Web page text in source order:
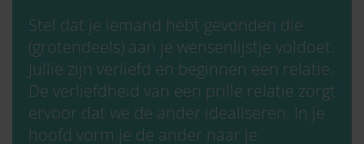
Stel dat je iemand hebt gevonden die
(grotendeels) aan je wensenlijstje voldoet.
Jullie zijn verliefd en beginnen een relatie.
De verliefdheid van een prille relatie zorgt
ervoor dat we de ander idealiseren. In je
hoofd vorm je de ander naar je